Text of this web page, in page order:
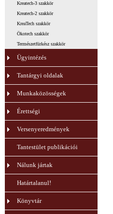
Kreatech-3 szakkör
Kreatech-2 szakkör
KreaTech szakkör
Ökotech szakkör
Természetfürkész szakkör
Ügyintézés
Tantárgyi oldalak
Munkaközösségek
Érettségi
Versenyeredmények
Tantestület publikációi
Nálunk jártak
Határtalanul!
Könyvtár